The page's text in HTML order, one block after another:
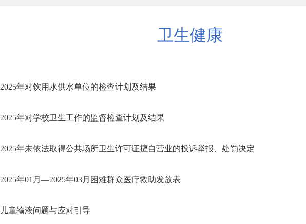
卫生健康
2025年对饮用水供水单位的检查计划及结果
2025年对学校卫生工作的监督检查计划及结果
2025年未依法取得公共场所卫生许可证擅自营业的投诉举报、处罚决定
2025年01月—2025年03月困难群众医疗救助发放表
儿童输液问题与应对引导